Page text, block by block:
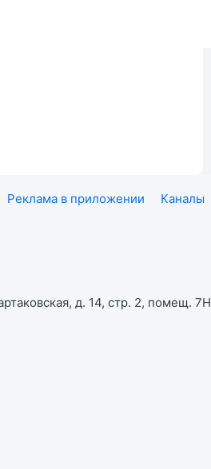
Реклама в приложении Каналы
д. 14, стр. 2, помещ. 7Н